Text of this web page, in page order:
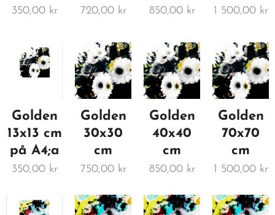
350,00kr 720,00kr 850,00kr 1 500,00kr
Golden
13x13 cm
på A4;a
350,00kr
Golden
30x30
cm
750,00kr
Golden
40x40
cm
850,00kr
Golden
70x70
cm
1 500,00kr